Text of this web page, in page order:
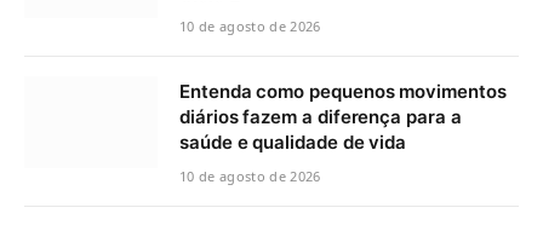
10 de agosto de 2026
Entenda como pequenos movimentos
diários fazem a diferença para a
saúde e qualidade de vida
10 de agosto de 2026